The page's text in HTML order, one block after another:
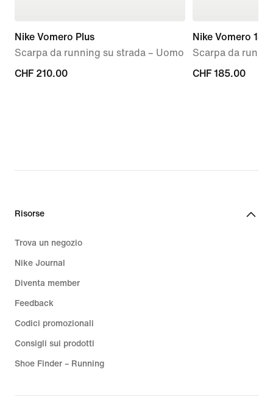
Nike Vomero Plus
Scarpa da running su strada – Uomo
CHF
CHF 210.00
Nike Vomero 18
Scarpa da
CHF
CHF 185.00
Risorse
Trova un negozio
Nike Journal
Diventa member
Feedback
Codici promozionali
Consigli sui prodotti
Shoe Finder – Running